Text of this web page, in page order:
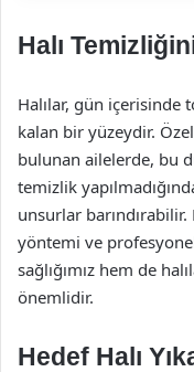
Halı
Halılar, gün içerisinde
kalan bir yüzeydir.
bulunan ailelerde, bu
temizlik
unsurlar
yöntemi ve
sağlığımız hem de
önemlidir.
Hedef Halı